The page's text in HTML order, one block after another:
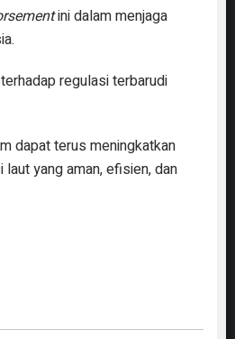
ini dalam menjaga
regulasi terbarudi
dapat terus meningkatkan
yang aman, efisien, dan